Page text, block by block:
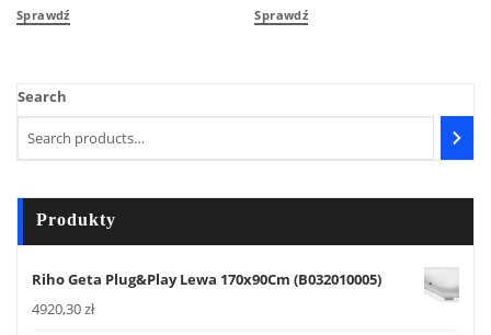
Sprawdź Sprawdź
Search
Produkty
Riho Geta Plug&Play Lewa 170x90Cm (B032010005)
4920,30zł